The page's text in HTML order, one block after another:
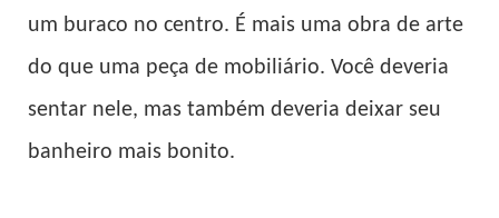
um buraco no centro. É mais uma obra de arte
do que uma peça de mobiliário. Você deveria
sentar nele, mas também deveria deixar seu
banheiro mais bonito.